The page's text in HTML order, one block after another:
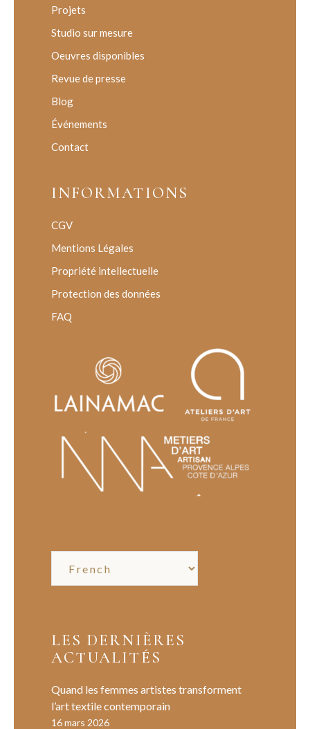
Projets
Studio sur mesure
Oeuvres disponibles
Revue de presse
Blog
Événements
Contact
INFORMATIONS
CGV
Mentions Légales
Propriété intellectuelle
Protection des données
FAQ
LES DERNIÈRES
ACTUALITÉS
Quand les femmes artistes transforment
l’art textile contemporain
16 mars 2026